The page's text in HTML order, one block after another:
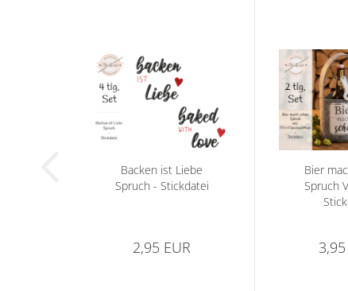
Backen ist Liebe
Spruch - Stickdatei
2,95 EUR
Bier
Spruch